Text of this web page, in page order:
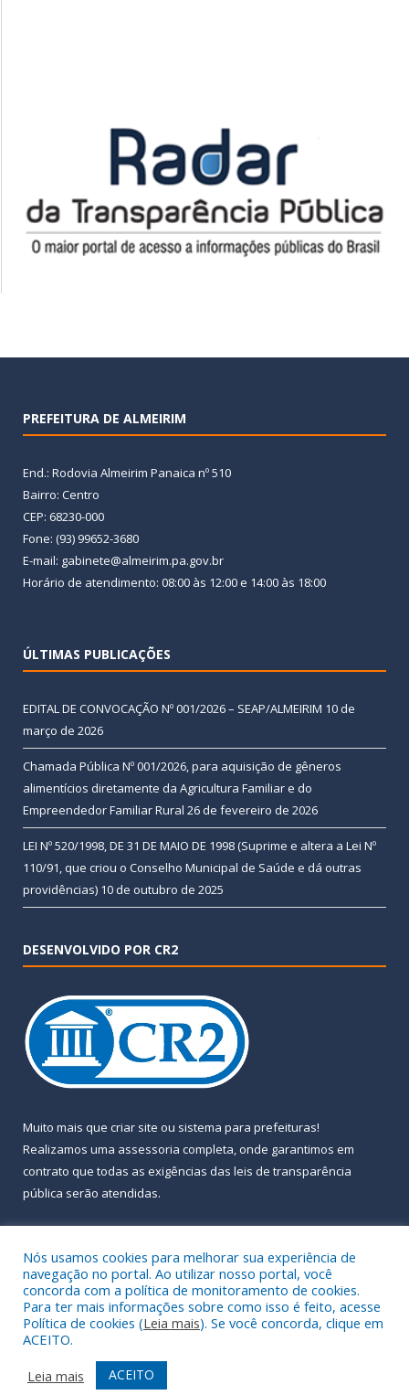
PREFEITURA DE ALMEIRIM
End.: Rodovia Almeirim Panaica nº 510
Bairro: Centro
CEP: 68230-000
Fone: (93) 99652-3680
E-mail: gabinete@almeirim.pa.gov.br
Horário de atendimento: 08:00 às 12:00 e 14:00 às 18:00
ÚLTIMAS PUBLICAÇÕES
EDITAL DE CONVOCAÇÃO Nº 001/2026 – SEAP/ALMEIRIM 10 de
março de 2026
Chamada Pública Nº 001/2026, para aquisição de gêneros
alimentícios diretamente da Agricultura Familiar e do
Empreendedor Familiar Rural 26 de fevereiro de 2026
LEI Nº 520/1998, DE 31 DE MAIO DE 1998 (Suprime e altera a Lei Nº
110/91, que criou o Conselho Municipal de Saúde e dá outras
providências) 10 de outubro de 2025
DESENVOLVIDO POR CR2
Muito mais que criar site ou sistema para prefeituras!
Realizamos uma assessoria completa, onde garantimos em
contrato que todas as exigências das leis de transparência
pública serão atendidas.
Todos os direitos reservados a Prefeitura Municipal de Almeirim.
Mapa do Site
Acessar Área Administrativa
Acessar Webmail
Nós usamos cookies para melhorar sua experiência de
navegação no portal. Ao utilizar nosso portal, você
concorda com a política de monitoramento de cookies.
Para ter mais informações sobre como isso é feito, acesse
Política de cookies (Leia mais). Se você concorda, clique em
ACEITO.
Leia mais
ACEITO